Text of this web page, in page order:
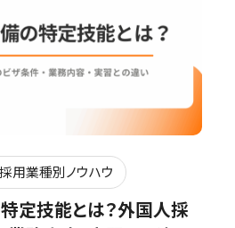
用業種別ノウハウ
定技能とは？外国人採